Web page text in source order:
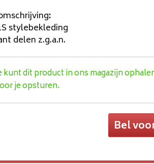
:
stylebekleding
delen z.g.a.n.
kunt dit product in ons magazijn
je opsturen.
Bel